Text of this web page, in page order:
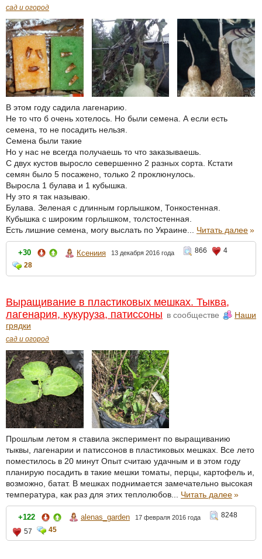
сад и огород
В этом году садила лагенарию.
Не то что б очень хотелось. Но были семена. А если есть
семена, то не посадить нельзя.
Семена были такие
Но у нас не всегда получаешь то что заказываешь.
С двух кустов выросло севершенно 2 разных сорта. Кстати
семян было 5 посажено, только 2 проклюнулось.
Выросла 1 булава и 1 кубышка.
Ну это я так называю.
Булава. Зеленая с длинным горлышком, Тонкостенная.
Кубышка с широким горлышком, толстостенная.
Есть лишние семена, могу выслать по Украине... Читать далее»
+30 Ксениия 13 декабря 2016 года 866
4
28
Выращивание в пластиковых мешках. Тыква,
лагенария, кукуруза, патиссоны в сообществе
Наши
грядки
сад и огород
Прошлым летом я ставила эксперимент по выращиванию
тыквы, лагенарии и патиссонов в пластиковых мешках. Все лето
поместилось в 20 минут Опыт считаю удачным и в этом году
планирую посадить в такие мешки томаты, перцы, картофель и,
возможно, батат. В мешках поднимается замечательно высокая
температура, как раз для этих теплолюбов... Читать далее»
+122 alenas_garden 17 февраля 2016 года
8248
57
45